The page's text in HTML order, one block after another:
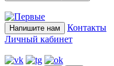
Напишите нам
Контакты
Личный кабинет